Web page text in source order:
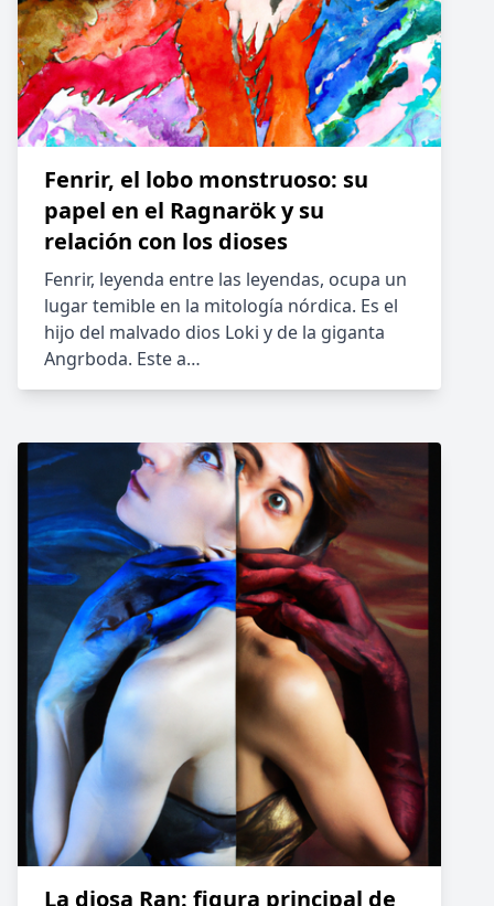
Fenrir, el lobo monstruoso: su
papel en el Ragnarök y su
relación con los dioses
Fenrir, leyenda entre las leyendas, ocupa un
lugar temible en la mitología nórdica. Es el
hijo del malvado dios Loki y de la giganta
Angrboda. Este a…
La diosa Ran: figura principal de